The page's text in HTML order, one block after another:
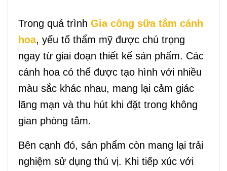
Trong quá trình Gia công sữa tắm cánh
hoa, yếu tố thẩm mỹ được chú trọng
ngay từ giai đoạn thiết kế sản phẩm. Các
cánh hoa có thể được tạo hình với nhiều
màu sắc khác nhau, mang lại cảm giác
lãng mạn và thu hút khi đặt trong không
gian phòng tắm.
Bên cạnh đó, sản phẩm còn mang lại trải
nghiệm sử dụng thú vị. Khi tiếp xúc với